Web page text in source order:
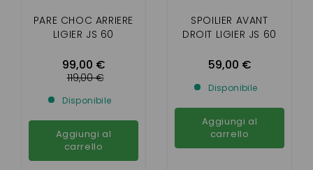
PARE CHOC ARRIERE
LIGIER JS 60
99,00 €
119,00 €
Disponibile
Aggiungi al
carrello
SPOILIER AVANT
DROIT LIGIER JS 60
59,00 €
Disponibile
Aggiungi al
carrello